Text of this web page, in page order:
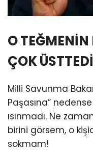
O TEĞMENİN
ÇOK
Milli Savunma
Paşasına”
ısınmadı. Ne
birini görsem, o
sokmam!